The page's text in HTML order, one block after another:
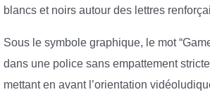
blancs et noirs autour des lettres
Sous le symbole graphique, le mot
dans une police sans empattement
mettant en avant l’orientation